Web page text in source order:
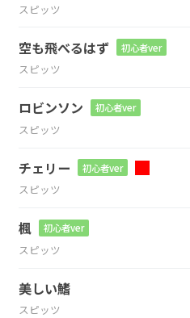
スピッツ
空も飛べるはず 初心者ver
スピッツ
ロビンソン 初心者ver
スピッツ
チェリー 初心者ver
スピッツ
楓 初心者ver
スピッツ
美しい鰭
スピッツ